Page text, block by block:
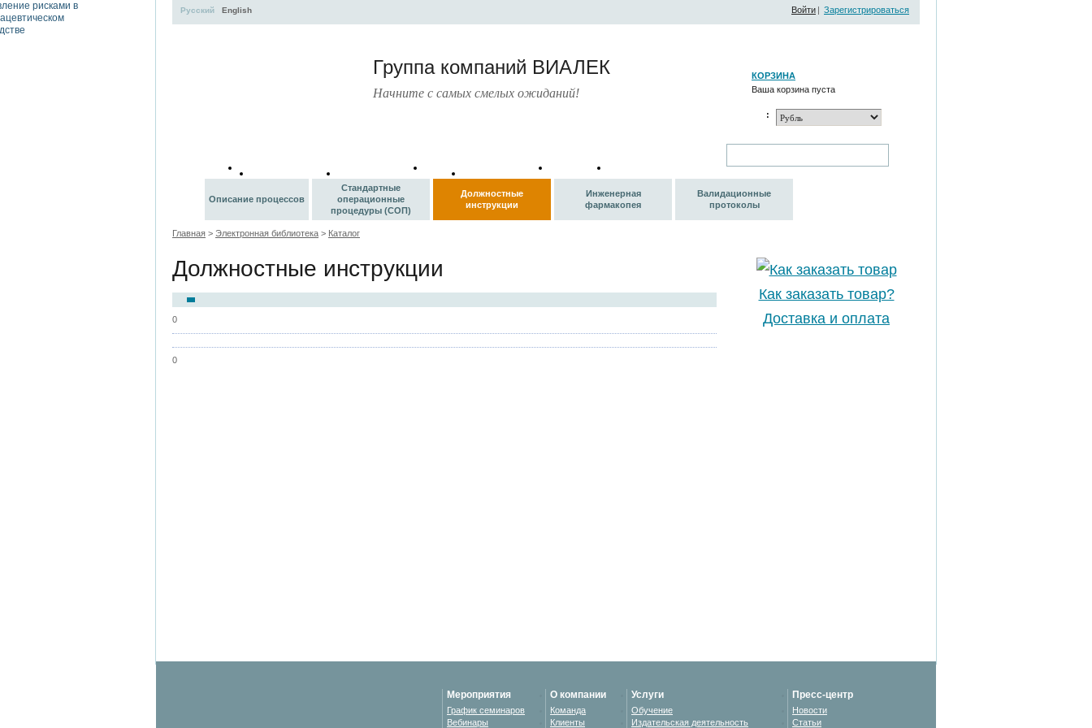
Группа компаний ВИАЛЕК
Начните с самых смелых ожиданий!
Русский English Войти | Зарегистрироваться
КОРЗИНА
Ваша корзина пуста
:
Шаблоны
Описание процессов
Стандартные
операционные
процедуры (СОП)
Должностные
инструкции
Инженерная
фармакопея
Валидационные
протоколы
Главная > Электронная библиотека > Каталог
Должностные инструкции
0
0
Как заказать товар?
Доставка и оплата
Мероприятия
График семинаров
Вебинары
О компании
Команда
Клиенты
Услуги
Обучение
Издательская деятельность
Пресс-центр
Новости
Статьи